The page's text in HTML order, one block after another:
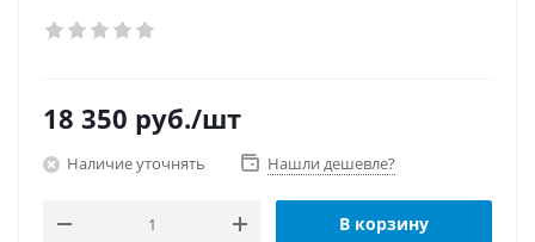
18 350 руб./шт
Наличие уточнять Нашли дешевле?
В корзину